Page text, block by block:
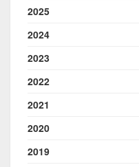
2025
2024
2023
2022
2021
2020
2019